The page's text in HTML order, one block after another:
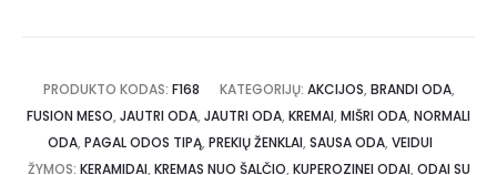
PRODUKTO KODAS: F168 KATEGORIJŲ: AKCIJOS, BRANDI ODA,
FUSION MESO, JAUTRI ODA, JAUTRI ODA, KREMAI, MIŠRI ODA, NORMALI
ODA, PAGAL ODOS TIPĄ, PREKIŲ ŽENKLAI, SAUSA ODA, VEIDUI
ŽYMOS: KERAMIDAI, KREMAS NUO ŠALČIO, KUPEROZINEI ODAI, ODAI SU